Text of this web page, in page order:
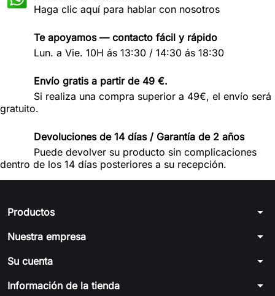
Haga clic aquí para hablar con nosotros
Te apoyamos — contacto fácil y rápido
Lun. a Vie. 10H ás 13:30 / 14:30 ás 18:30
Envío gratis a partir de 49 €.
Si realiza una compra superior a 49€, el envío será
gratuito.
Devoluciones de 14 días / Garantía de 2 años
Puede devolver su producto sin complicaciones
dentro de los 14 días posteriores a su recepción.
Productos arrow_drop_down
Nuestra empresa arrow_drop_down
Su cuenta arrow_drop_down
Información de la tienda arrow_drop_down